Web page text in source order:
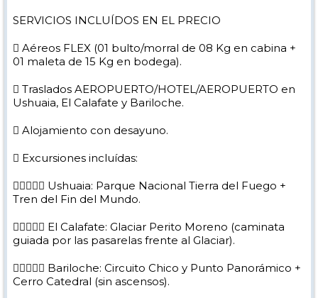
SERVICIOS INCLUÍDOS EN EL PRECIO
 Aéreos FLEX (01 bulto/morral de 08 Kg en cabina +
01 maleta de 15 Kg en bodega).
 Traslados AEROPUERTO/HOTEL/AEROPUERTO en
Ushuaia, El Calafate y Bariloche.
 Alojamiento con desayuno.
 Excursiones incluídas:
 Ushuaia: Parque Nacional Tierra del Fuego +
Tren del Fin del Mundo.
 El Calafate: Glaciar Perito Moreno (caminata
guiada por las pasarelas frente al Glaciar).
 Bariloche: Circuito Chico y Punto Panorámico +
Cerro Catedral (sin ascensos).